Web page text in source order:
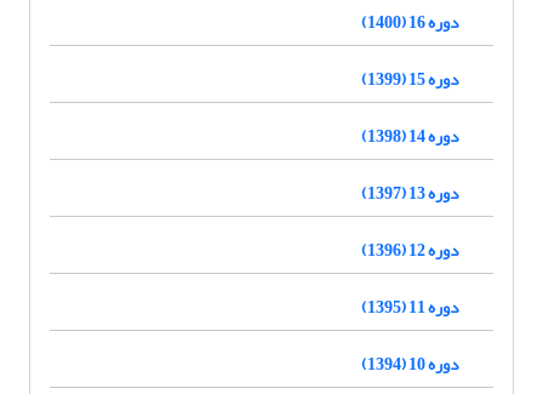
دوره 16 (1400)
دوره 15 (1399)
دوره 14 (1398)
دوره 13 (1397)
دوره 12 (1396)
دوره 11 (1395)
دوره 10 (1394)